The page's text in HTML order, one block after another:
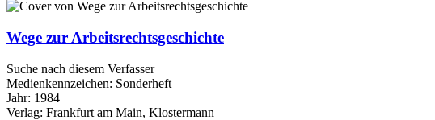
Wege zur Arbeitsrechtsgeschichte
Suche nach diesem Verfasser
Medienkennzeichen: Sonderheft
Jahr: 1984
Verlag: Frankfurt am Main, Klostermann